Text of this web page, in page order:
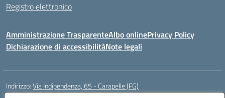
Registro elettronico
Amministrazione TrasparenteAlbo onlinePrivacy Policy
Dichiarazione di accessibilitàNote legali
Indirizzo:Via Indipendenza, 65 - Carapelle (FG)